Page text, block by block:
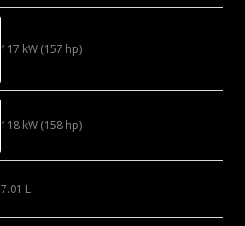
117 kW (157 hp)
118 kW (158 hp)
7.01 L